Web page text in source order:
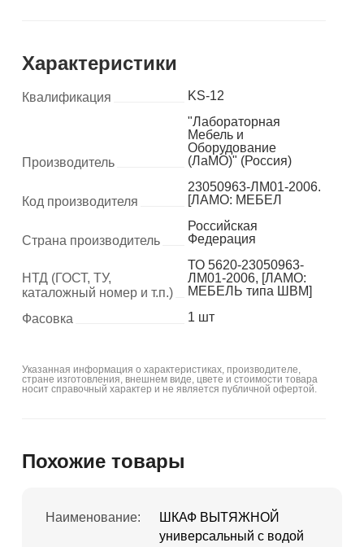
Характеристики
Квалификация KS-12
Производитель
"Лабораторная
Мебель и
Оборудование
(ЛаМО)" (Россия)
Код производителя
23050963-ЛМ01-2006.
[ЛАМО: МЕБЕЛ
Страна производитель
Российская
Федерация
НТД (ГОСТ, ТУ,
каталожный номер и т.п.)
ТО 5620-23050963-
ЛМ01-2006, [ЛАМО:
МЕБЕЛЬ типа ШВМ]
Фасовка
1 шт
Указанная информация о характеристиках, производителе,
стране изготовления, внешнем виде, цвете и стоимости товара
носит справочный характер и не является публичной офертой.
Похожие товары
Наименование:
ШКАФ ВЫТЯЖНОЙ
универсальный с водой